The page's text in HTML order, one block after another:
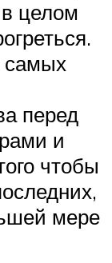
целом
самых
перед
и
чтобы
мере